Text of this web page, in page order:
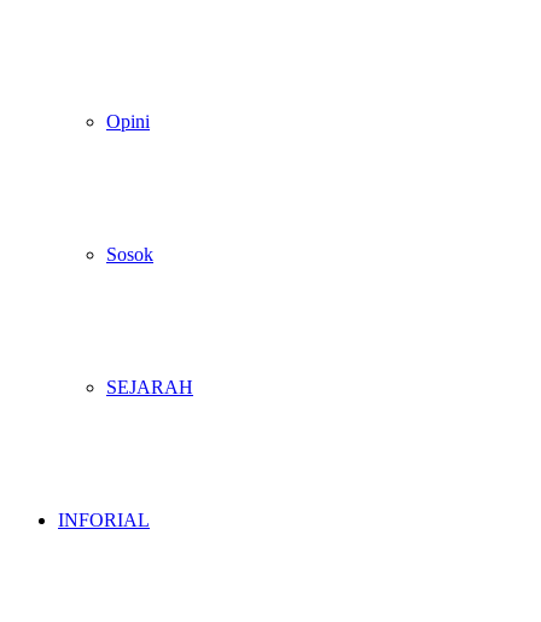
Opini
Sosok
SEJARAH
INFORIAL